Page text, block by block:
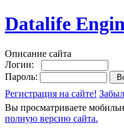
Datalife
Описание сайта
Логин:
Пароль:
Регистрация на сайте!
Вы просматриваете
полную версию сайта.